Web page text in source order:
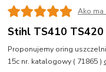
Ako ma
Stihl TS410
Proponujemy oring
15c nr. katalogowy ( 71865 )